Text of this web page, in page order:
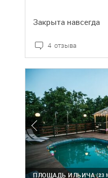
Закрыта навсегда
4 отзыва
(23
ПЛОЩАДЬ ИЛЬИЧА